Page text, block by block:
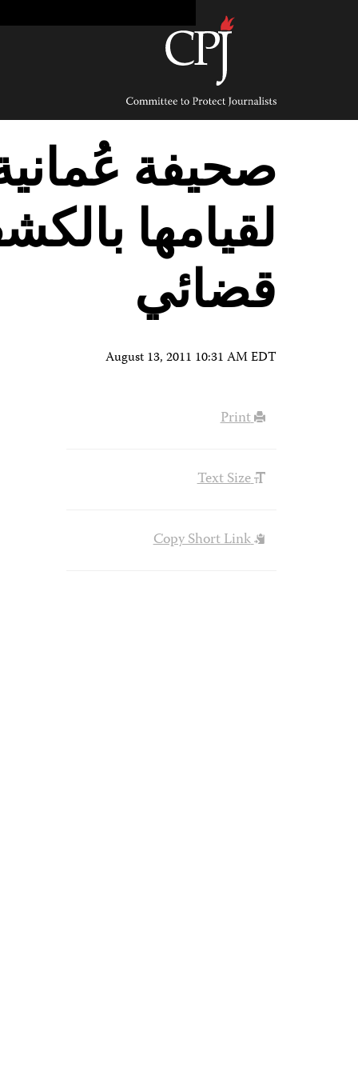
Committee
Protect
Journalists
صحيفة
لقيامها
قضائي
August 13, 2011 10:31 AM EDT
Print
Text Size
Copy Short Link